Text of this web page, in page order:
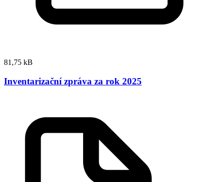
81,75 kB
Inventarizační zpráva za rok 2025